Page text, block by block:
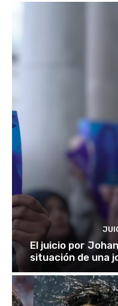
El juicio por
situación de una